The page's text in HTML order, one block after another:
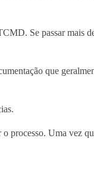
Se passar mais
que
processo. Uma vez